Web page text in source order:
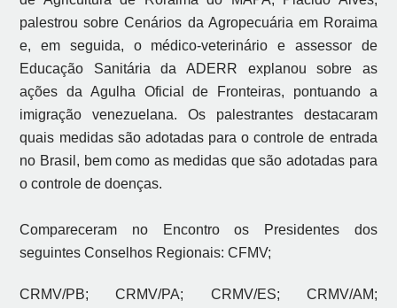
palestrou sobre Cenários da Agropecuária em Roraima
e, em seguida, o médico-veterinário e assessor de
Educação Sanitária da ADERR explanou sobre as
ações da Agulha Oficial de Fronteiras, pontuando a
imigração venezuelana. Os palestrantes destacaram
quais medidas são adotadas para o controle de entrada
no Brasil, bem como as medidas que são adotadas para
o controle de doenças.
Compareceram no Encontro os Presidentes dos
seguintes Conselhos Regionais: CFMV;
CRMV/PB; CRMV/PA; CRMV/ES; CRMV/AM;